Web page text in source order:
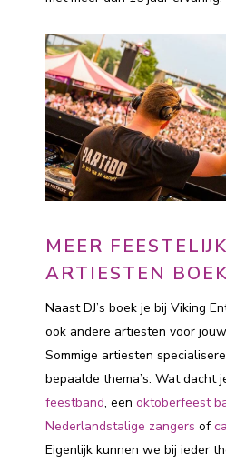
MEER
ARTIESTEN
Naast DJ’s boek je bij Viking
ook andere artiesten voor
Sommige artiesten
bepaalde thema’s. Wat dacht
feestband, een oktoberfeest
Nederlandstalige zangers of
Eigenlijk kunnen we bij ieder